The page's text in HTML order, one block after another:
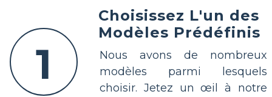
1
Choisissez L'un des
Modèles Prédéfinis
Nous avons de nombreux
modèles parmi lesquels
choisir. Jetez un œil à notre